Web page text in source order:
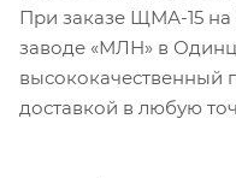
При заказе ЩМА-15
заводе «МЛН» в
высококачественный
доставкой в любую